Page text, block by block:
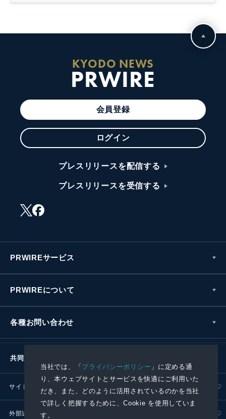
当社では、「プライバシーポリシー 」に定める通
り、本ウェブサイトとサービスを快適にご利用いた
だき、また、どのように活用されているのかを当社
で詳しく把握するために、Cookie を使用していま
す。
KYODO NEWS
PRWIRE
会員登録
ログイン
プレスリリースを配信する
プレスリリースを受信する
PRWIREサービス
PRWIREについて
各種お問い合わせ
共同通信社グループ
サイトポリシー プライバシーポリシー
外部送信ポリシー